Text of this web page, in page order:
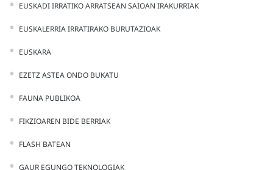
EUSKADI IRRATIKO ARRATSEAN SAIOAN IRAKURRIAK
EUSKALERRIA IRRATIRAKO BURUTAZIOAK
EUSKARA
EZETZ ASTEA ONDO BUKATU
FAUNA PUBLIKOA
FIKZIOAREN BIDE BERRIAK
FLASH BATEAN
GAUR EGUNGO TEKNOLOGIAK